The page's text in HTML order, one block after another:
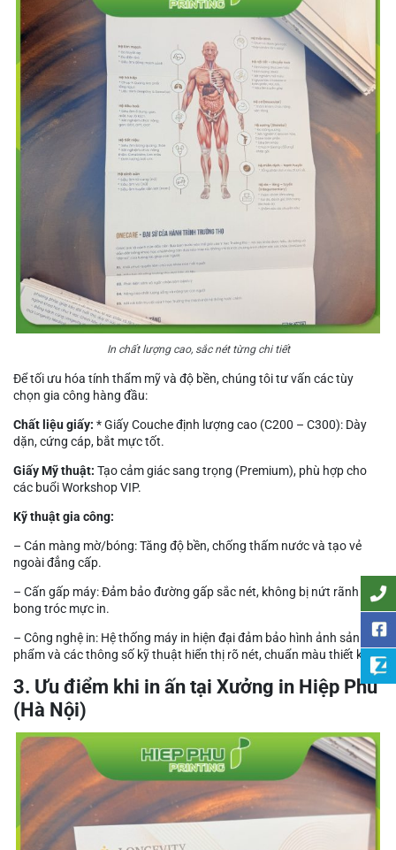
In chất lượng cao, sắc nét từng chi tiết
Để tối ưu hóa tính thẩm mỹ và độ bền, chúng tôi tư vấn các tùy
chọn gia công hàng đầu:
Chất liệu giấy: * Giấy Couche định lượng cao (C200 – C300): Dày
dặn, cứng cáp, bắt mực tốt.
Giấy Mỹ thuật: Tạo cảm giác sang trọng (Premium), phù hợp cho
các buổi Workshop VIP.
Kỹ thuật gia công:
– Cán màng mờ/bóng: Tăng độ bền, chống thấm nước và tạo vẻ
ngoài đẳng cấp.
– Cấn gấp máy: Đảm bảo đường gấp sắc nét, không bị nứt rãnh hay
bong tróc mực in.
– Công nghệ in: Hệ thống máy in hiện đại đảm bảo hình ảnh sản
phẩm và các thông số kỹ thuật hiển thị rõ nét, chuẩn màu thiết kế.
3. Ưu điểm khi in ấn tại Xưởng in Hiệp Phú
(Hà Nội)